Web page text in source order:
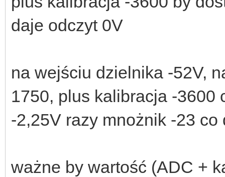
daje odczyt 0V
na wejściu dzielnika -52V,
1750, plus kalibracja -3600
-2,25V razy mnożnik -23 co
ważne by wartość (ADC +